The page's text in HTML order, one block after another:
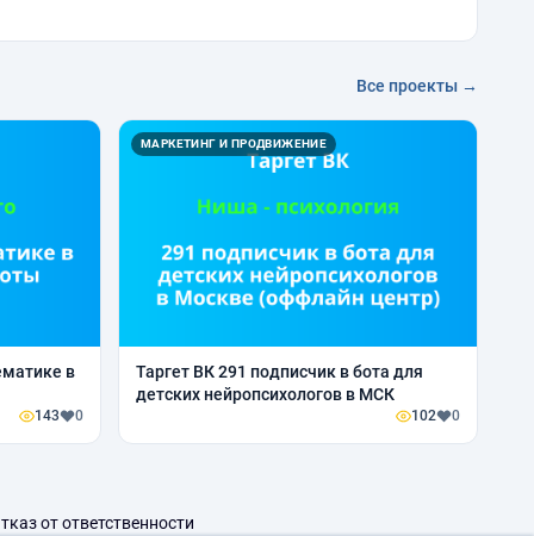
Все проекты →
в
143 0
МАРКЕТИНГ И ПРОДВИЖЕНИЕ
Таргет ВК 291 подписчик в бота для
детских нейропсихологов в МСК
102 0
от ответственности